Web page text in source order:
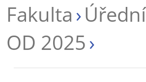
Fakulta
OD 2025